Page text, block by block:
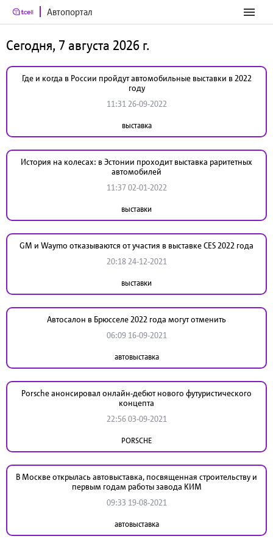
Автопортал
Сегодня, 7 августа 2026 г.
Где и когда в России пройдут автомобильные выставки в 2022
году
11:31 26-09-2022
выставка
История на колесах: в Эстонии проходит выставка раритетных
автомобилей
11:37 02-01-2022
выставки
GM и Waymo отказываются от участия в выставке CES 2022 года
20:18 24-12-2021
выставки
Автосалон в Брюсселе 2022 года могут отменить
06:09 16-09-2021
автовыставка
Porsche анонсировал онлайн-дебют нового футуристического
концепта
22:56 03-09-2021
PORSCHE
В Москве открылась автовыставка, посвященная строительству и
первым годам работы завода КИМ
09:33 19-08-2021
автовыставка